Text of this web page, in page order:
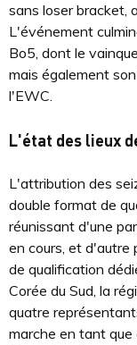
sans loser bracket,
L'événement
Bo5, dont le
mais également
l'EWC.
L'état des lieux
L'attribution des
double format de
réunissant d'une
en cours, et d'autre
de qualification
Corée du Sud, la
quatre
marche en tant